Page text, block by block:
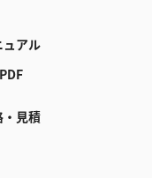
ュアル
・見積